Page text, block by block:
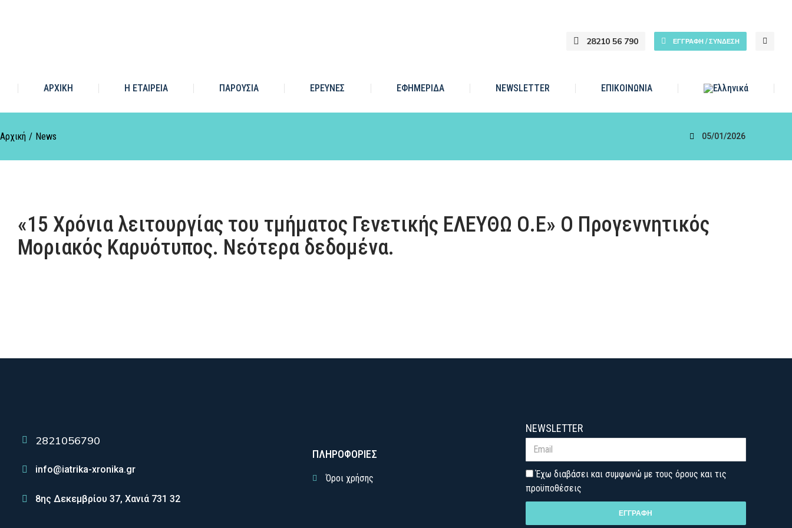
28210 56 790 ΕΓΓΡΑΦΗ / ΣΥΝΔΕΣΗ
ΑΡΧΙΚΗ Η ΕΤΑΙΡΕΙΑ ΠΑΡΟΥΣΙΑ ΕΡΕΥΝΕΣ ΕΦΗΜΕΡΙΔΑ NEWSLETTER ΕΠΙΚΟΙΝΩΝΙΑ
You are here:
Αρχική News 05/01/2026
«15 Χρόνια λειτουργίας του τμήματος Γενετικής ΕΛΕΥΘΩ Ο.Ε» Ο Προγεννητικός
Μοριακός Καρυότυπος. Νεότερα δεδομένα.
2821056790
info@iatrika-xronika.gr
8ης Δεκεμβρίου 37, Χανιά 731 32
ΠΛΗΡΟΦΟΡΙΕΣ
Όροι χρήσης
NEWSLETTER
Έχω διαβάσει και συμφωνώ με τους όρους και τις
προϋποθέσεις
ΕΓΓΡΑΦΗ